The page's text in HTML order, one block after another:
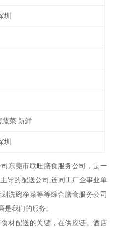
圳
蔬菜 新鲜
圳
东莞市联旺膳食服务公司，是一
导的配送公司,连同工厂企事业单
洗碗净菜等等综合膳食服务公司
是我们的服务。
材配送的关键，在供应链。酒店